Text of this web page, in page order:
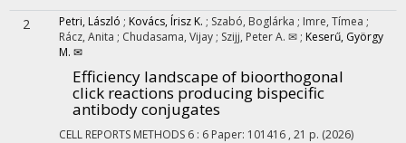
2 Petri, László ; Kovács, Írisz K. ; Szabó, Boglárka ; Imre, Tímea ;
Rácz, Anita ; Chudasama, Vijay ; Szijj, Peter A. ✉ ; Keserű, György
M. ✉
Efficiency landscape of bioorthogonal
click reactions producing bispecific
antibody conjugates
CELL REPORTS METHODS 6 : 6 Paper: 101416 , 21 p. (2026)